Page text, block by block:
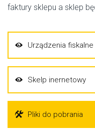
faktury sklepu a sklep
Urządzenia fiskalne
Skelp inernetowy
Pliki do pobrania